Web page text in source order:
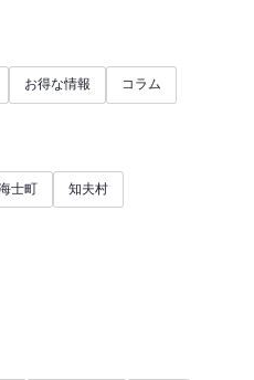
お得な情報 コラム
士町 知夫村